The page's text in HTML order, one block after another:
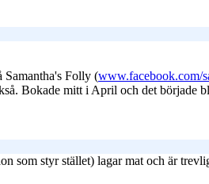
Samantha's Folly (www.facebook.com/
Bokade mitt i April och det började
som styr stället) lagar mat och är